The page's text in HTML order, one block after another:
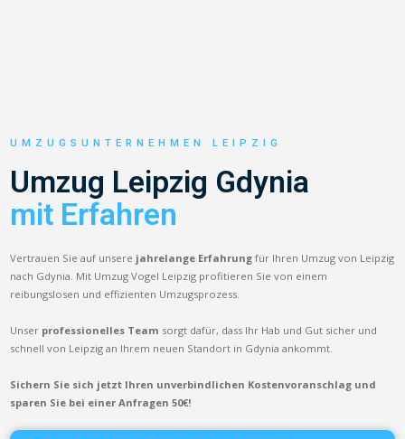
UMZUGSUNTERNEHMEN LEIPZIG
Umzug Leipzig Gdynia
mit Erfahren
Vertrauen Sie auf unsere jahrelange Erfahrung für Ihren Umzug von Leipzig
nach Gdynia. Mit Umzug Vogel Leipzig profitieren Sie von einem
reibungslosen und effizienten Umzugsprozess.
Unser professionelles Team sorgt dafür, dass Ihr Hab und Gut sicher und
schnell von Leipzig an Ihrem neuen Standort in Gdynia ankommt.
Sichern Sie sich jetzt Ihren unverbindlichen Kostenvoranschlag und
sparen Sie bei einer Anfragen 50€!